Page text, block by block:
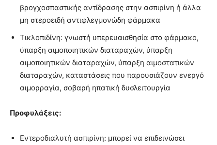
βρογχοσπαστικής αντίδρασης στην ασπιρίνη ή άλλα
μη στεροειδή αντιφλεγμονώδη φάρμακα
Τικλοπιδίνη: γνωστή υπερευαισθησία στο φάρμακο,
ύπαρξη αιμοποιητικών διαταραχών, ύπαρξη
αιμοποιητικών διαταραχών, ύπαρξη αιμοστατικών
διαταραχών, καταστάσεις που παρουσιάζουν ενεργό
αιμορραγία, σοβαρή ηπατική δυσλειτουργία
Προφυλάξεις:
Εντεροδιαλυτή ασπιρίνη: μπορεί να επιδεινώσει